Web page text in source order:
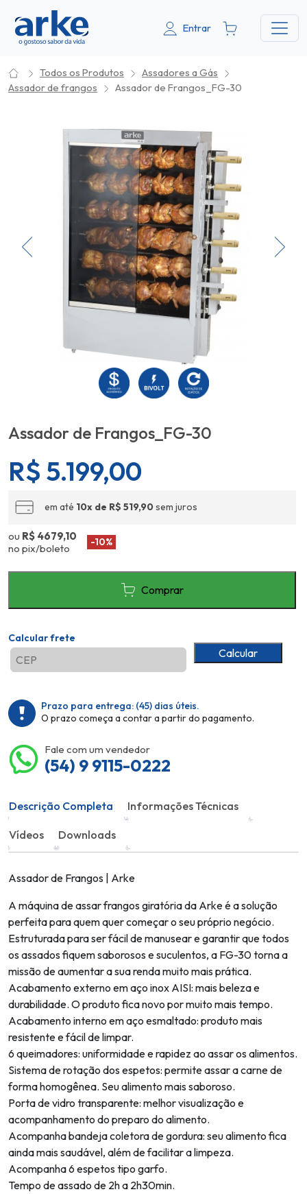
Entrar
Todos os Produtos
Assadores a Gás
Assador de frangos
Assador de Frangos_FG-30
Assador de Frangos_FG-30
R$ 5.199,00
em até 10x de R$ 519,90sem juros
ou R$ 4679,10
no pix/boleto
-10%
Comprar
Calcular frete
Calcular
Prazo para entrega: (45) dias úteis.
O prazo começa a contar a partir do pagamento.
Fale com um vendedor
(54) 9 9115-0222
Descrição Completa Informações Técnicas
Vídeos Downloads
Assador de Frangos | Arke
A máquina de assar frangos giratória da Arke é a solução
perfeita para quem quer começar o seu próprio negócio.
Estruturada para ser fácil de manusear e garantir que todos
os assados fiquem saborosos e suculentos, a FG-30 torna a
missão de aumentar a sua renda muito mais prática.
Acabamento externo em aço inox AISI: mais beleza e
durabilidade. O produto fica novo por muito mais tempo.
Acabamento interno em aço esmaltado: produto mais
resistente e fácil de limpar.
6 queimadores: uniformidade e rapidez ao assar os alimentos.
Sistema de rotação dos espetos: permite assar a carne de
forma homogênea. Seu alimento mais saboroso.
Porta de vidro transparente: melhor visualização e
acompanhamento do preparo do alimento.
Acompanha bandeja coletora de gordura: seu alimento fica
ainda mais saudável, além de facilitar a limpeza.
Acompanha 6 espetos tipo garfo.
Tempo de assado de 2h a 2h30min.